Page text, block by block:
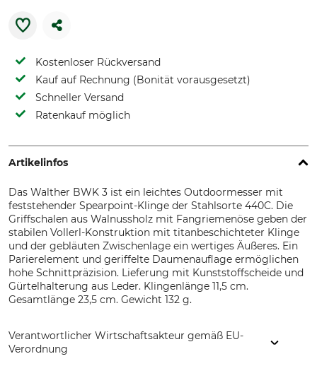
Kostenloser Rückversand
Kauf auf Rechnung (Bonität vorausgesetzt)
Schneller Versand
Ratenkauf möglich
Artikelinfos
Das Walther BWK 3 ist ein leichtes Outdoormesser mit
feststehender Spearpoint-Klinge der Stahlsorte 440C. Die
Griffschalen aus Walnussholz mit Fangriemenöse geben der
stabilen Vollerl-Konstruktion mit titanbeschichteter Klinge
und der gebläuten Zwischenlage ein wertiges Äußeres. Ein
Parierelement und geriffelte Daumenauflage ermöglichen
hohe Schnittpräzision. Lieferung mit Kunststoffscheide und
Gürtelhalterung aus Leder. Klingenlänge 11,5 cm.
Gesamtlänge 23,5 cm. Gewicht 132 g.
Verantwortlicher Wirtschaftsakteur gemäß EU-
Verordnung